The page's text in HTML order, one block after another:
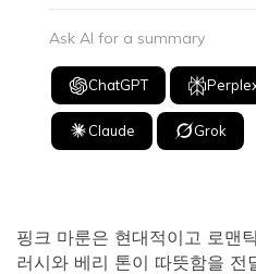
Ask AI for a summary
ChatGPT
Claude Grok
핑크 마룬은 현대적이고 로맨
러시와 베리 톤이 따뜻함을 전